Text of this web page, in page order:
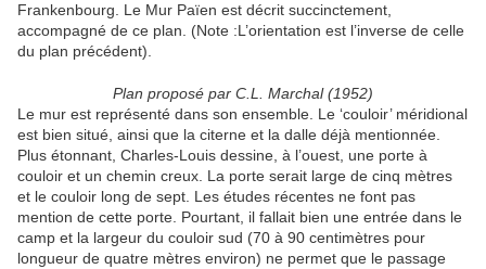
Frankenbourg. Le Mur Païen est décrit succinctement,
accompagné de ce plan. (Note :L’orientation est l’inverse de celle
du plan précédent).
Plan proposé par C.L. Marchal (1952)
Le mur est représenté dans son ensemble. Le ‘couloir’ méridional
est bien situé, ainsi que la citerne et la dalle déjà mentionnée.
Plus étonnant, Charles-Louis dessine, à l’ouest, une porte à
couloir et un chemin creux. La porte serait large de cinq mètres
et le couloir long de sept. Les études récentes ne font pas
mention de cette porte. Pourtant, il fallait bien une entrée dans le
camp et la largeur du couloir sud (70 à 90 centimètres pour
longueur de quatre mètres environ) ne permet que le passage